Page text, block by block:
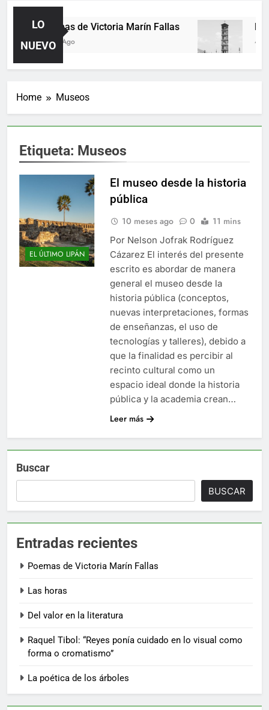
LO
NUEVO
Poemas de Victoria Marín Fallas
2 Días Ago
Las
4
Home Museos
Etiqueta: Museos
EL ÚLTIMO LIPÁN
El museo desde la historia
pública
10 meses ago 0 11 mins
Por Nelson Jofrak Rodríguez
Cázarez El interés del presente
escrito es abordar de manera
general el museo desde la
historia pública (conceptos,
nuevas interpretaciones, formas
de enseñanzas, el uso de
tecnologías y talleres), debido a
que la finalidad es percibir al
recinto cultural como un
espacio ideal donde la historia
pública y la academia crean…
Leer más
Buscar
BUSCAR
Entradas recientes
Poemas de Victoria Marín Fallas
Las horas
Del valor en la literatura
Raquel Tibol: “Reyes ponía cuidado en lo visual como
forma o cromatismo”
La poética de los árboles